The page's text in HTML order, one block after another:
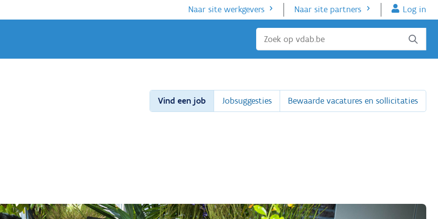
Naar site werkgevers Naar site partners Log in
Sluiten
Vind een job Jobsuggesties Bewaarde vacatures en sollicitaties